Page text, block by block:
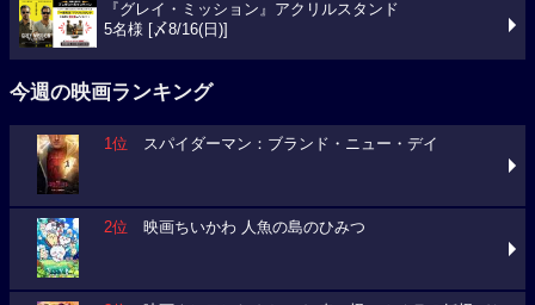
『グレイ・ミッション』アクリルスタンド
5名様 [〆8/16(日)]
今週の映画ランキング
1位 スパイダーマン：ブランド・ニュー・デイ
2位 映画ちいかわ 人魚の島のひみつ